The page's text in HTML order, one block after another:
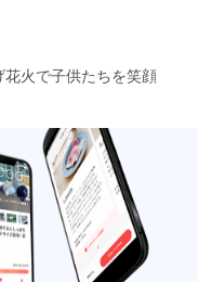
火で子供たちを笑顔